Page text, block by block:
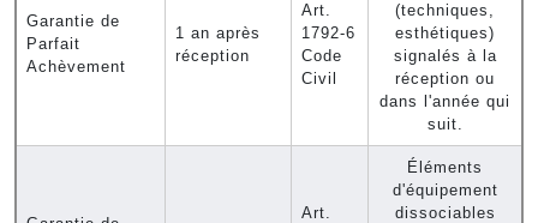
Garantie de
Parfait
Achèvement
1 an après
réception
Art.
1792-6
Code
Civil
(techniques,
esthétiques)
signalés à la
réception ou
dans l'année qui
suit.
Art.
Éléments
d'équipement
dissociables